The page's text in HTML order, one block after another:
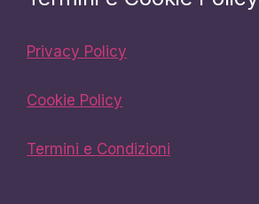
Privacy Policy
Cookie Policy
Termini e Condizioni